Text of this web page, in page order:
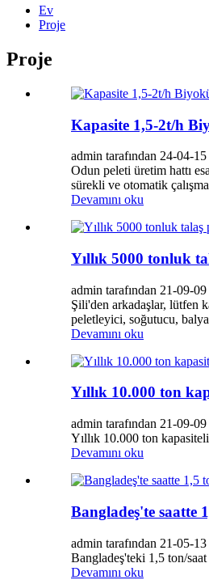
Ev
Proje
Proje
Kapasite 1,5-2t/h
admin tarafından 24-04-
Odun peleti üretim hattı
sürekli ve otomatik
Devamını oku
Yıllık 5000 tonluk
admin tarafından 21-09-
Şili'den arkadaşlar, lütfen
peletleyici, soğutucu,
Devamını oku
Yıllık 10.000 ton
admin tarafından 21-09-
Yıllık 10.000 ton
Devamını oku
Bangladeş'te saatte
admin tarafından 21-05-
Bangladeş'teki 1,5 ton/
Devamını oku